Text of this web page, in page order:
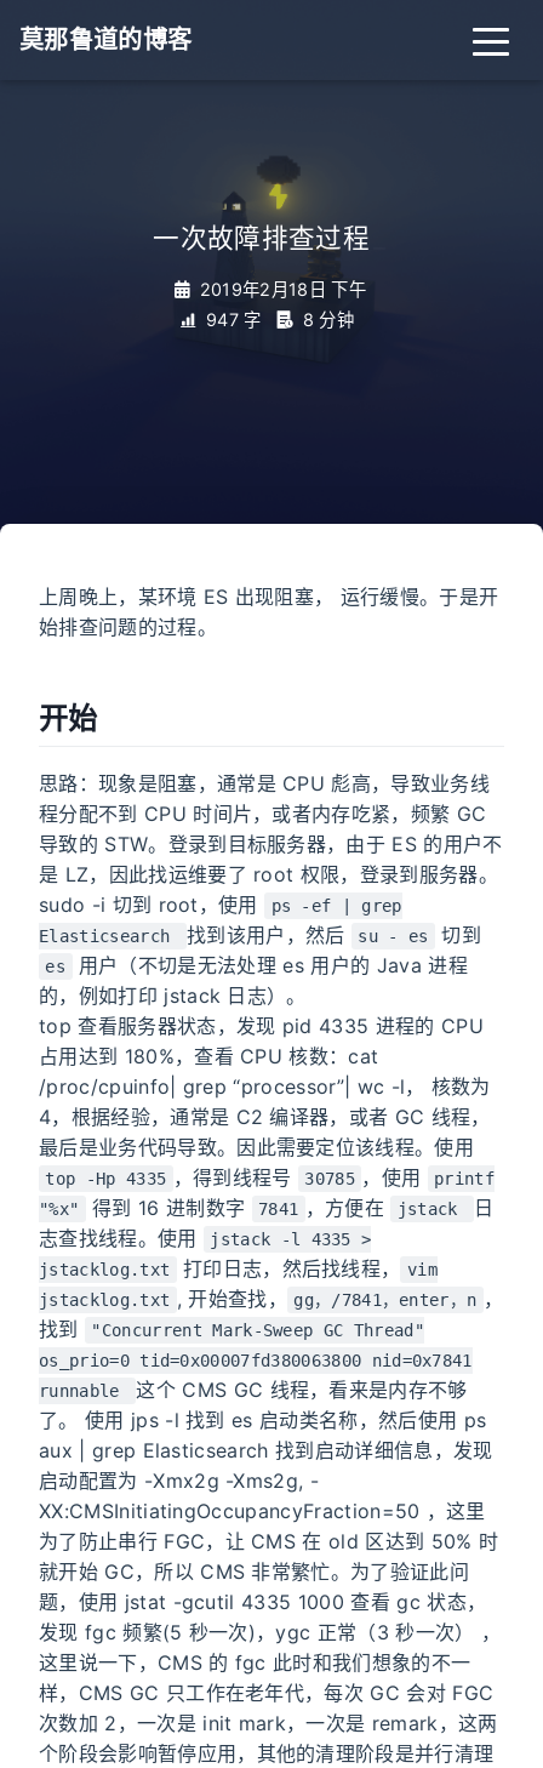
莫那鲁道的博客
一次故障排查过程
2019年2月18日 下午
947 字
8 分钟
上周晚上，某环境 ES 出现阻塞， 运行缓慢。于是开
始排查问题的过程。
开始
思路：现象是阻塞，通常是 CPU 彪高，导致业务线
程分配不到 CPU 时间片，或者内存吃紧，频繁 GC
导致的 STW。登录到目标服务器，由于 ES 的用户不
是 LZ，因此找运维要了 root 权限，登录到服务器。
sudo -i 切到 root，使用
ps -ef | grep
Elasticsearch
找到该用户，然后 su - es 切到
es
用户（不切是无法处理 es 用户的 Java 进程
的，例如打印 jstack 日志）。
top 查看服务器状态，发现 pid 4335 进程的 CPU
占用达到 180%，查看 CPU 核数：cat
/proc/cpuinfo| grep “processor”| wc -l， 核数为
4，根据经验，通常是 C2 编译器，或者 GC 线程，
最后是业务代码导致。因此需要定位该线程。使用
top -Hp 4335 ，得到线程号 30785 ，使用
printf
"%x"
得到 16 进制数字 7841 ，方便在 jstack
日
志查找线程。使用
jstack -l 4335 >
jstacklog.txt
打印日志，然后找线程，
vim
jstacklog.txt , 开始查找， gg，/7841，enter，n ，
找到
"Concurrent Mark-Sweep GC Thread"
os_prio=0 tid=0x00007fd380063800 nid=0x7841
runnable
这个 CMS GC 线程，看来是内存不够
了。 使用 jps -l 找到 es 启动类名称，然后使用 ps
aux | grep Elasticsearch 找到启动详细信息，发现
启动配置为 -Xmx2g -Xms2g, -
XX:CMSInitiatingOccupancyFraction=50 ，这里
为了防止串行 FGC，让 CMS 在 old 区达到 50% 时
就开始 GC，所以 CMS 非常繁忙。为了验证此问
题，使用 jstat -gcutil 4335 1000 查看 gc 状态，
发现 fgc 频繁(5 秒一次)，ygc 正常（3 秒一次） ，
这里说一下，CMS 的 fgc 此时和我们想象的不一
样，CMS GC 只工作在老年代，每次 GC 会对 FGC
次数加 2，一次是 init mark，一次是 remark，这两
个阶段会影响暂停应用，其他的清理阶段是并行清理